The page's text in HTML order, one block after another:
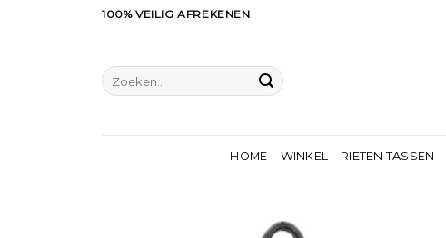
100% VEILIG AFREKENEN
Zoeken
naar:
HOME WINKEL RIETEN TASSEN